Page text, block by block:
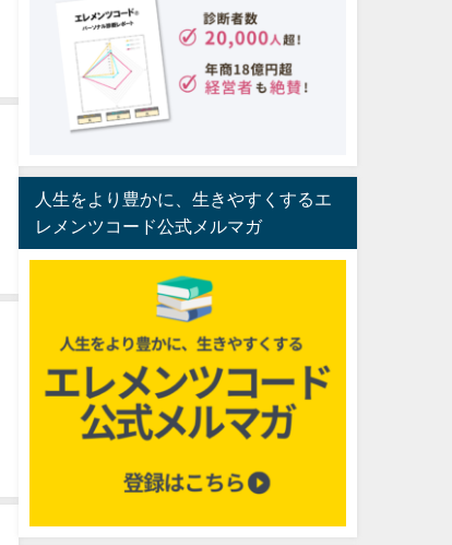
人生をより豊かに、生きやすくするエ
レメンツコード公式メルマガ